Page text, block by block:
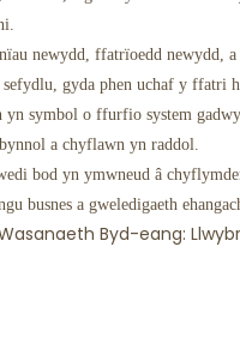
newydd, ffatrïoedd newydd,
gyda phen uchaf y ffatri
yn symbol o ffurfio system
a chyflawn yn raddol.
bod yn ymwneud â
busnes a gweledigaeth